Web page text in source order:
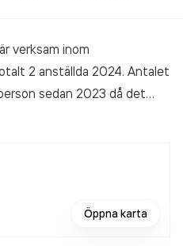
verksam inom
2 anställda 2024. Antalet
sedan 2023 då det
Öppna karta